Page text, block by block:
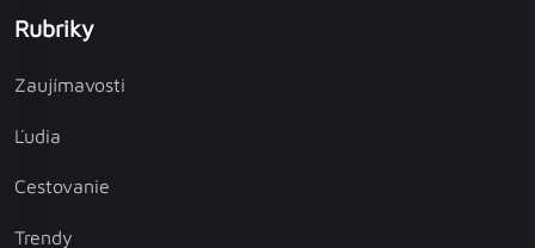
Rubriky
Zaujímavosti
Ľudia
Cestovanie
Trendy